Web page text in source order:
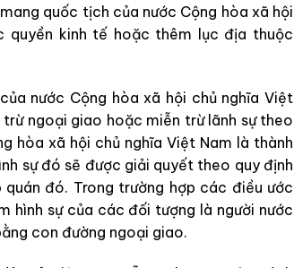
quốc tịch của nước Cộng hòa xã hội
quyền kinh tế hoặc thêm lục địa thuộc
nước Cộng hòa xã hội chủ nghĩa Việt
ngoại giao hoặc miễn trừ lãnh sự theo
hòa xã hội chủ nghĩa Việt Nam là thành
sự đó sẽ được giải quyết theo quy định
đó. Trong trường hợp các điều ước
hình sự của các đối tượng là người nước
con đường ngoại giao.